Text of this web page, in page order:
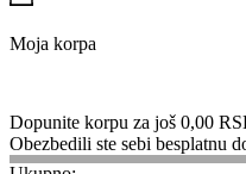
Moja korpa
Dopunite korpu za još 0,00
Obezbedili ste sebi besplatnu